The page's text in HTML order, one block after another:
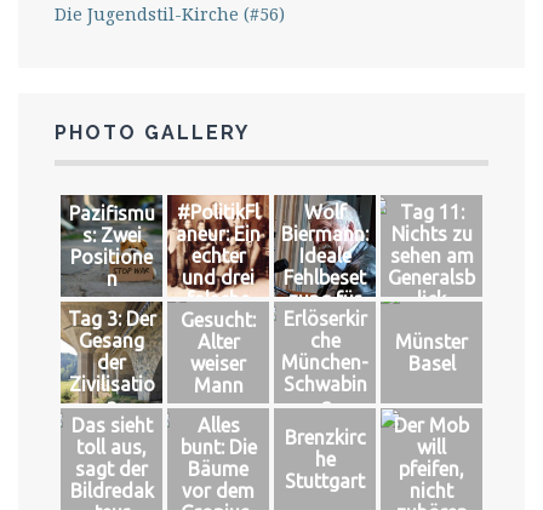
Die Jugendstil-Kirche (#56)
PHOTO GALLERY
Pazifismu
s: Zwei
Positione
n
#PolitikFl
aneur: Ein
echter
und drei
falsche
Könige
Wolf
Biermann:
Ideale
Fehlbeset
zung für
das große
Glück
Tag 11:
Nichts zu
sehen am
Generalsb
lick
Tag 3: Der
Gesang
der
Zivilisatio
n
Gesucht:
Alter
weiser
Mann
Erlöserkir
che
München-
Schwabin
g
Münster
Basel
Das sieht
toll aus,
sagt der
Bildredak
Alles
bunt: Die
Bäume
vor dem
Brenzkirc
he
Stuttgart
Der Mob
will
pfeifen,
nicht